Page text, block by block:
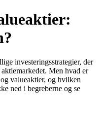
investeringsstrategier, der
Men hvad er
valueaktier, og hvilken
ned i begreberne og se